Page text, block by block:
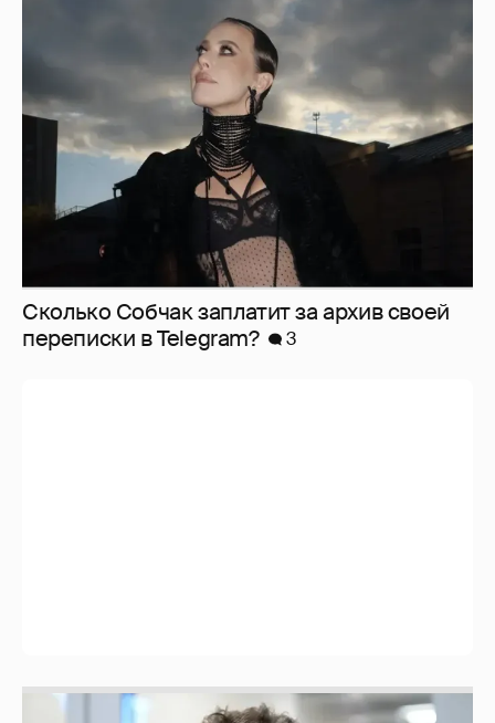
Сколько Собчак заплатит за архив своей
перeписки в Telegram?
3